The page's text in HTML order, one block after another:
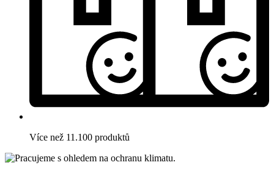
Více než 11.100 produktů